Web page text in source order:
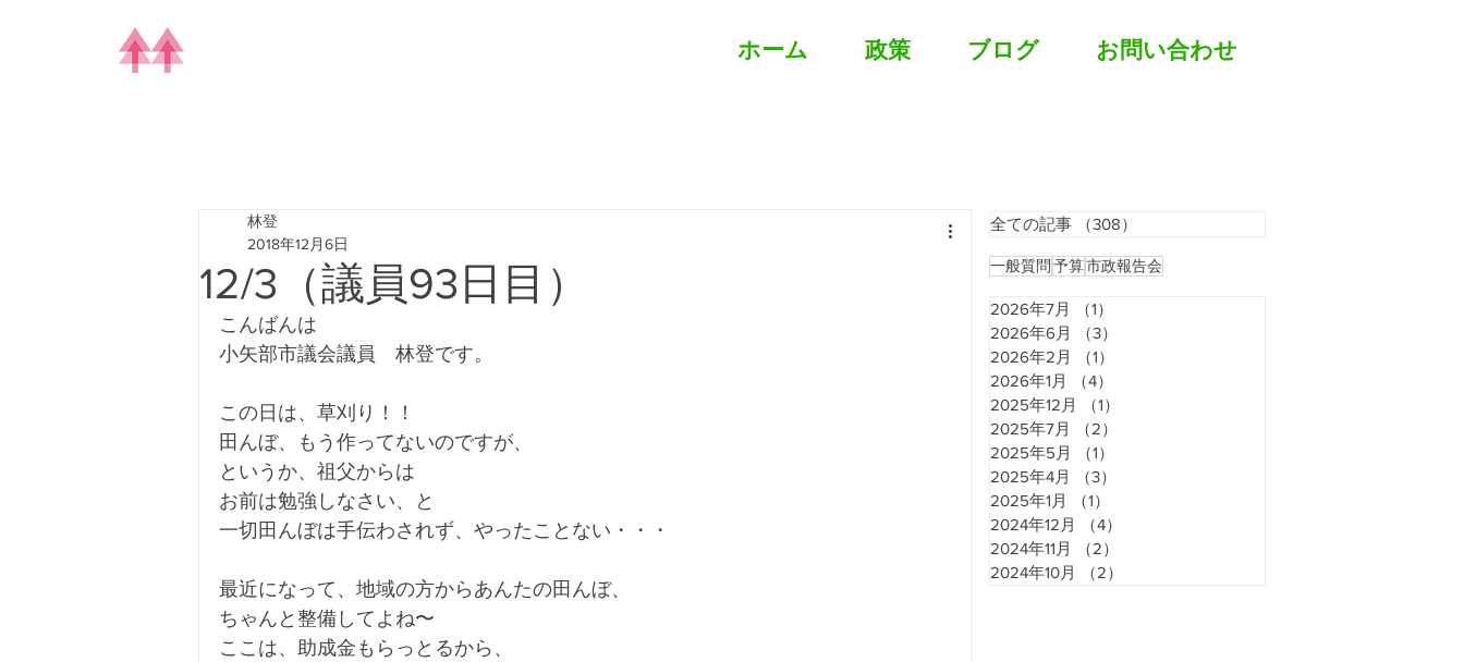
ホーム 政策 ブログ お問い合わせ
12/3（議員93日目）
林登
2018年12月6日
こんばんは
小矢部市議会議員　林登です。
この日は、草刈り！！
田んぼ、もう作ってないのですが、
というか、祖父からは
お前は勉強しなさい、と
一切田んぼは手伝わされず、やったことない・・・
最近になって、地域の方からあんたの田んぼ、
ちゃんと整備してよね〜
ここは、助成金もらっとるから、
全ての記事 （308）
一般質問 予算市政報告会
2026年7月 （1）
2026年6月
（3）
2026年2月
（1）
2026年1月
（4）
2025年12月
（1）
2025年7月
（2）
2025年5月
（1）
2025年4月
（3）
2025年1月
（1）
2024年12月
（4）
2024年11月
（2）
2024年10月
（2）